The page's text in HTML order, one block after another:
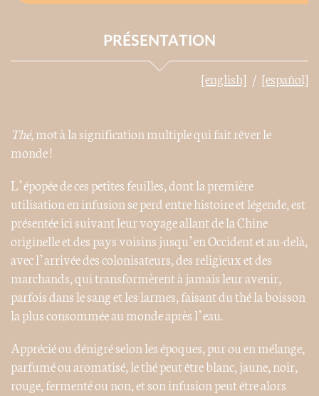
PRÉSENTATION
[english] [español]
Thé, mot à la signification multiple qui fait rêver le
monde !
L’épopée de ces petites feuilles, dont la première
utilisation en infusion se perd entre histoire et légende, est
présentée ici suivant leur voyage allant de la Chine
originelle et des pays voisins jusqu’en Occident et au-delà,
avec l’arrivée des colonisateurs, des religieux et des
marchands, qui transformèrent à jamais leur avenir,
parfois dans le sang et les larmes, faisant du thé la boisson
la plus consommée au monde après l’eau.
Apprécié ou dénigré selon les époques, pur ou en mélange,
parfumé ou aromatisé, le thé peut être blanc, jaune, noir,
rouge, fermenté ou non, et son infusion peut être alors